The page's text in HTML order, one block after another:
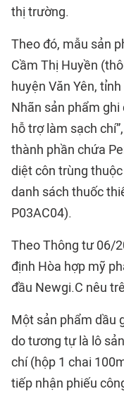
thị trường.
Theo đó, mẫu sản
Cầm Thị Huyền
huyện Văn Yên,
Nhãn sản phẩm ghi
hỗ trợ làm sạch
thành phần chứa
diệt côn trùng
danh sách thuốc
P03AC04).
Theo Thông tư 06/
định Hòa hợp mỹ
đầu Newgi.C nêu
Một sản phẩm dầu
do tương tự là lô
chí (hộp 1 chai
tiếp nhận phiếu